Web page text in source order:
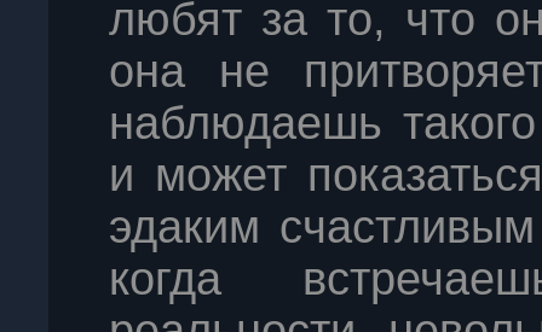
любят за то, что
она не
наблюдаешь
и может
эдаким
когда